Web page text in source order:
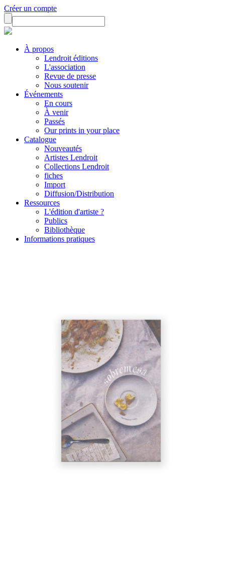
Créer un compte
À propos
Lendroit éditions
L'association
Revue de presse
Nous soutenir
Événements
En cours
À venir
Passés
Our prints in your place
Catalogue
Nouveautés
Artistes Lendroit
Collections Lendroit
fiches
Import
Diffusion/Distribution
Ressources
L'édition d'artiste ?
Publics
Bibliothèque
Informations pratiques